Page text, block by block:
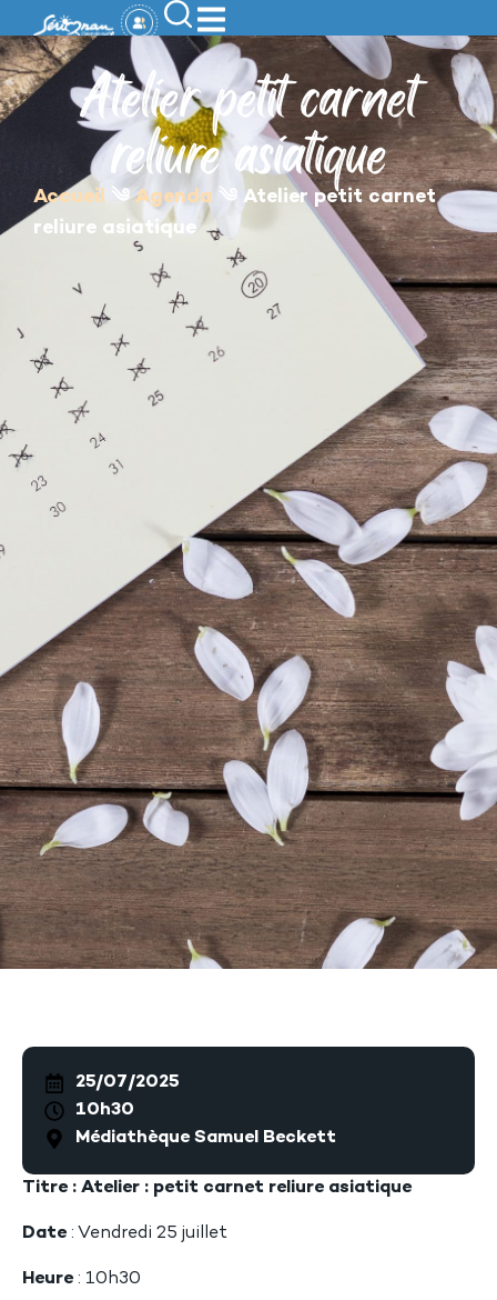
principal
Atelier petit carnet
reliure asiatique
Accueil ༄Agenda ༄ Atelier petit carnet
reliure asiatique
25/07/2025
10h30
Médiathèque Samuel Beckett
Titre : Atelier : petit carnet reliure asiatique
Date : Vendredi 25 juillet
Heure : 10h30